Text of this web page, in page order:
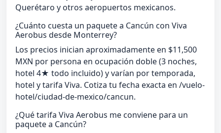
Querétaro y otros aeropuertos mexicanos.
¿Cuánto cuesta un paquete a Cancún con Viva
Aerobus desde Monterrey?
Los precios inician aproximadamente en $11,500
MXN por persona en ocupación doble (3 noches,
hotel 4★ todo incluido) y varían por temporada,
hotel y tarifa Viva. Cotiza tu fecha exacta en /vuelo-
hotel/ciudad-de-mexico/cancun.
¿Qué tarifa Viva Aerobus me conviene para un
paquete a Cancún?